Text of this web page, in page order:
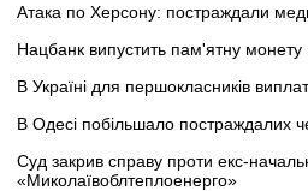
Атака по Херсону: постраждали
Нацбанк випустить пам'ятну
В Україні для першокласників
В Одесі побільшало постраждалих
Суд закрив справу проти екс-
«Миколаївоблтеплоенерго»